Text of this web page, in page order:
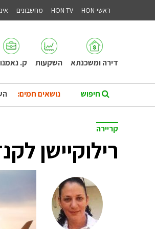
ראשי-HON HON-TV מחשבונים
דירה ומשכנתא השקעות ק.
נושאים חמים:
קריירה
רילוקיישן